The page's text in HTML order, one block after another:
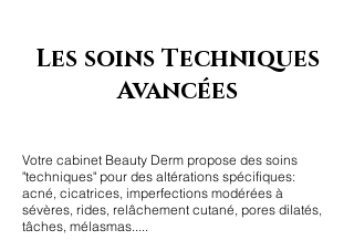
Les soins Techniques
Avancées
Votre cabinet Beauty Derm propose des soins
"techniques" pour des altérations spécifiques:
acné, cicatrices, imperfections modérées à
sévères, rides, relâchement cutané, pores dilatés,
tâches, mélasmas.....